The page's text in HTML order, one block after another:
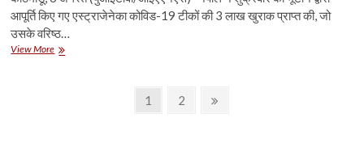
आपूर्ति किए गए एस्ट्राजेनेका कोविड-19 टीकों की 3 लाख खुराक प्राप्त की, जो
उसके वरिष्ठ…
View Moreभूटान
Page
1 Page
2